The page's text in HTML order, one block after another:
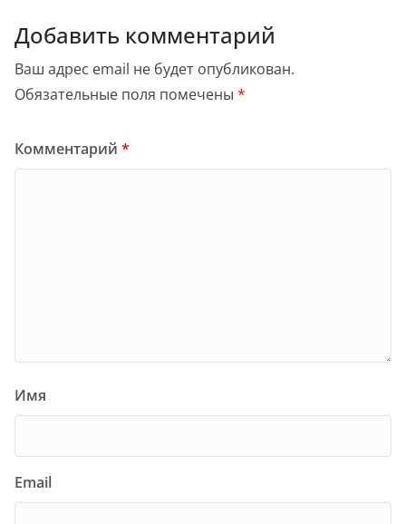
Добавить комментарий
Ваш адрес email не будет опубликован.
Обязательные поля помечены *
Комментарий *
Имя
Email